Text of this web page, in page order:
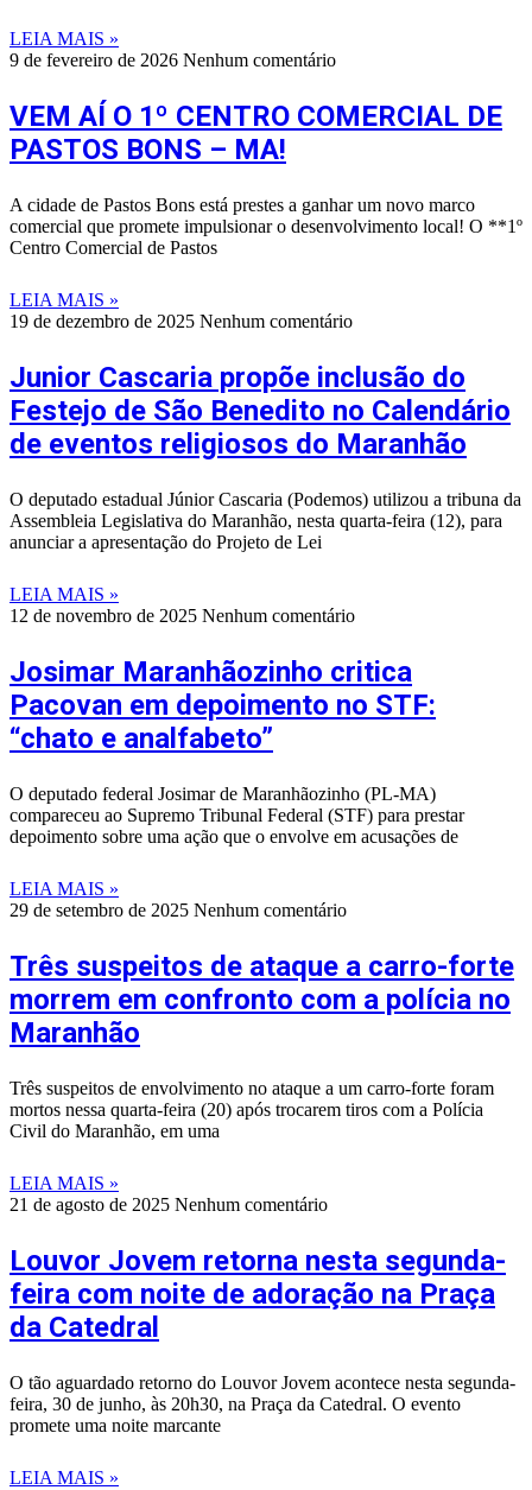
LEIA MAIS »
9 de fevereiro de 2026 Nenhum comentário
VEM AÍ O 1º CENTRO COMERCIAL DE
PASTOS BONS – MA!
A cidade de Pastos Bons está prestes a ganhar um novo marco
comercial que promete impulsionar o desenvolvimento local! O **1º
Centro Comercial de Pastos
LEIA MAIS »
19 de dezembro de 2025 Nenhum comentário
Junior Cascaria propõe inclusão do
Festejo de São Benedito no Calendário
de eventos religiosos do Maranhão
O deputado estadual Júnior Cascaria (Podemos) utilizou a tribuna da
Assembleia Legislativa do Maranhão, nesta quarta-feira (12), para
anunciar a apresentação do Projeto de Lei
LEIA MAIS »
12 de novembro de 2025 Nenhum comentário
Josimar Maranhãozinho critica
Pacovan em depoimento no STF:
“chato e analfabeto”
O deputado federal Josimar de Maranhãozinho (PL-MA)
compareceu ao Supremo Tribunal Federal (STF) para prestar
depoimento sobre uma ação que o envolve em acusações de
LEIA MAIS »
29 de setembro de 2025 Nenhum comentário
Três suspeitos de ataque a carro-forte
morrem em confronto com a polícia no
Maranhão
Três suspeitos de envolvimento no ataque a um carro-forte foram
mortos nessa quarta-feira (20) após trocarem tiros com a Polícia
Civil do Maranhão, em uma
LEIA MAIS »
21 de agosto de 2025 Nenhum comentário
Louvor Jovem retorna nesta segunda-
feira com noite de adoração na Praça
da Catedral
O tão aguardado retorno do Louvor Jovem acontece nesta segunda-
feira, 30 de junho, às 20h30, na Praça da Catedral. O evento
promete uma noite marcante
LEIA MAIS »